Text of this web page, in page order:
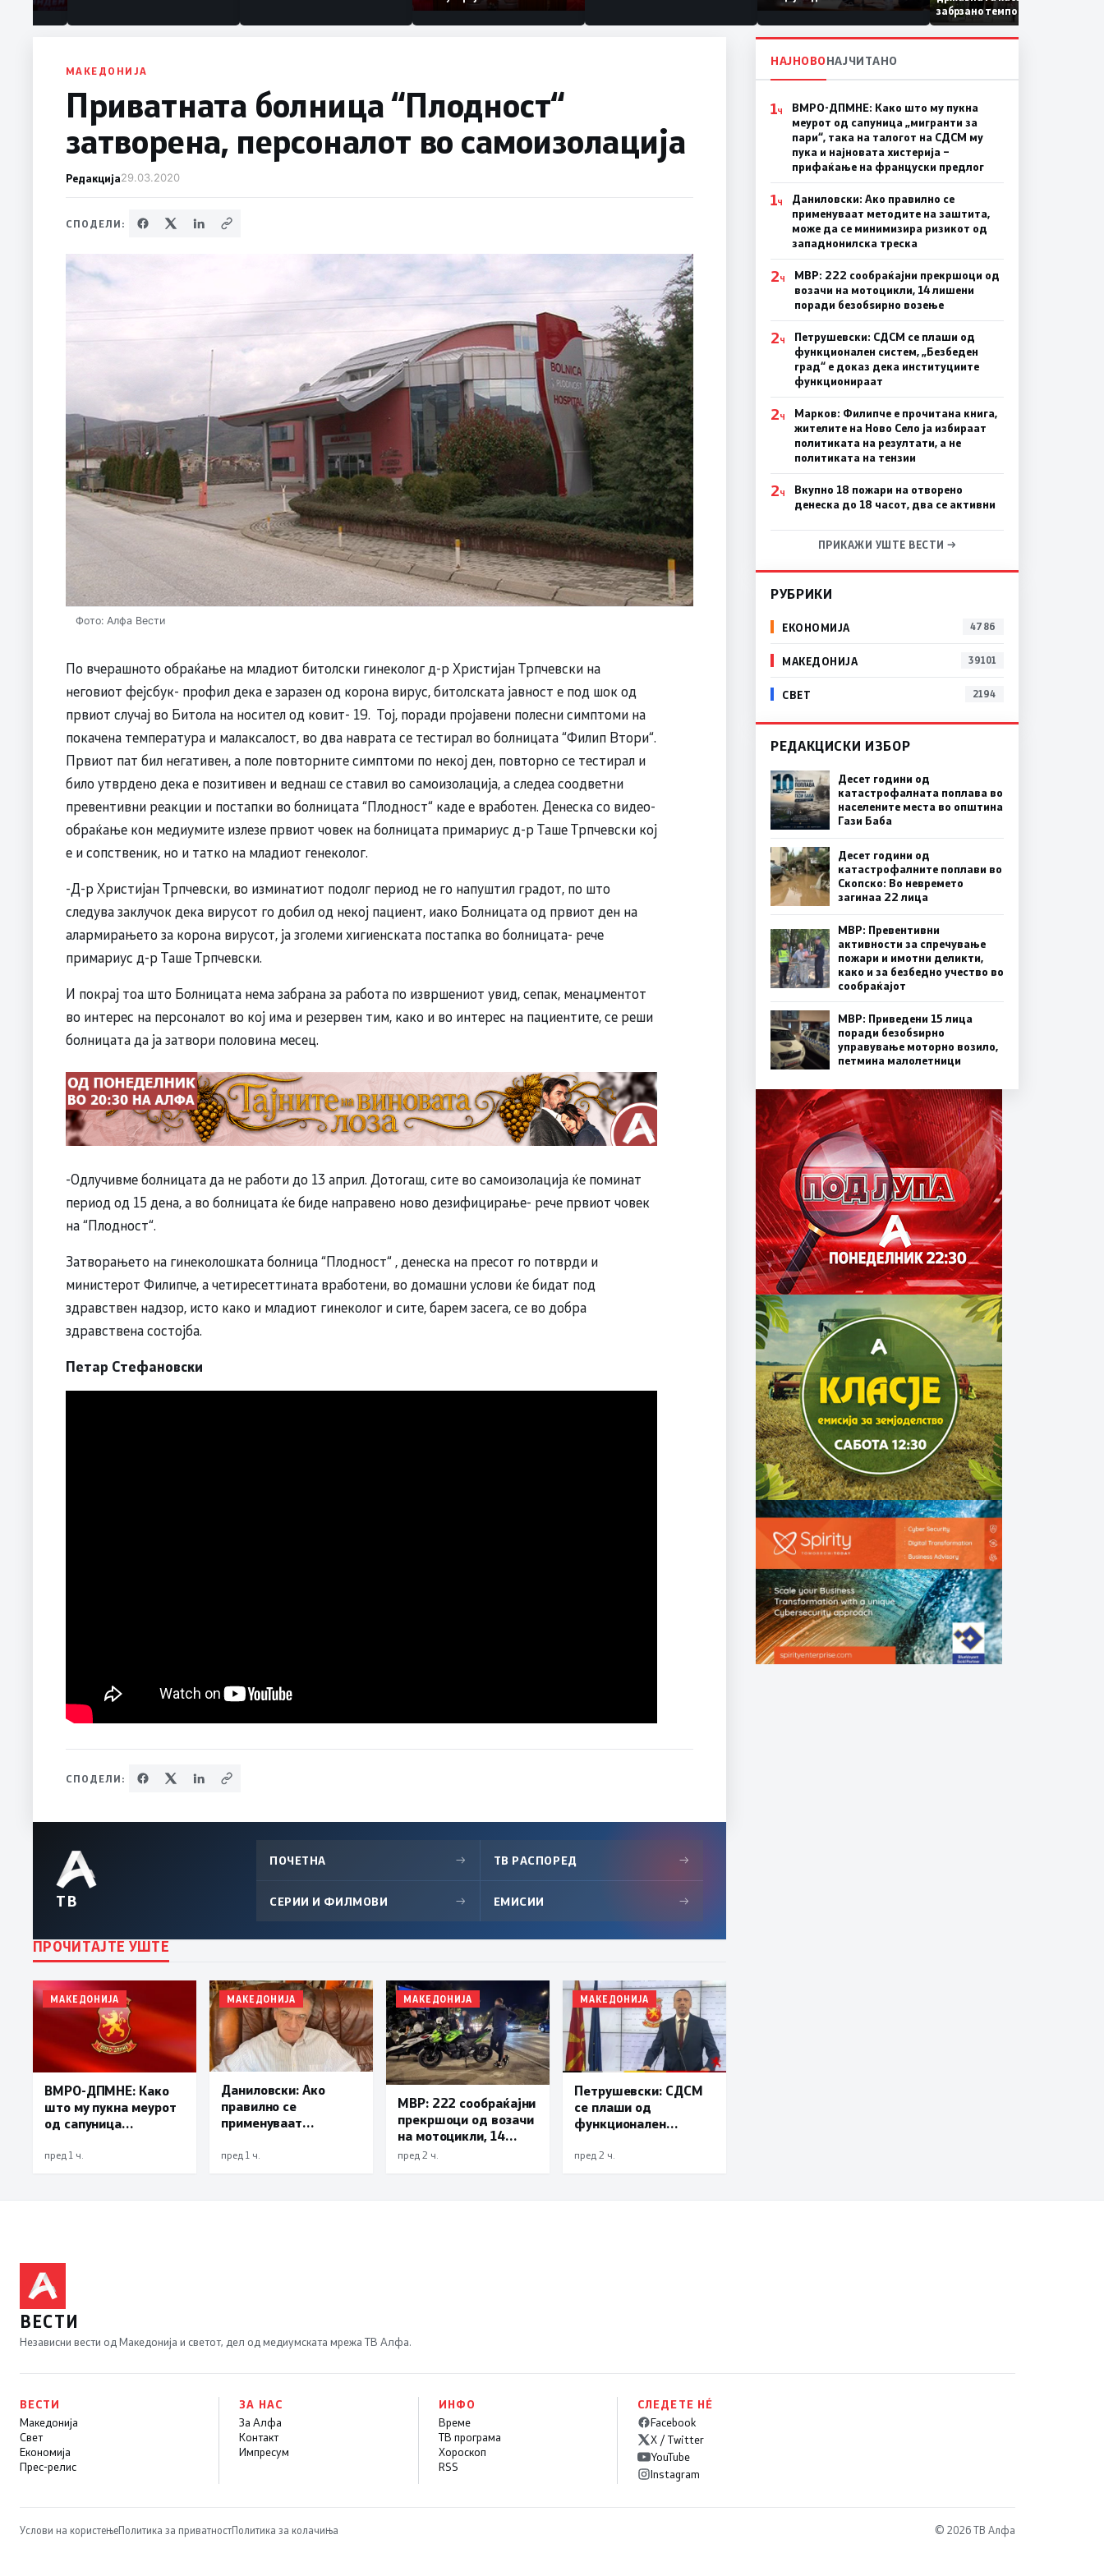
Коридор 8, Македонија
станува раскрсница на
Балканот
забрзано темпо
МАКЕДОНИЈА
Приватната болница “Плодност“
затворена, персоналот во самоизолација
Редакција29.03.2020
СПОДЕЛИ:
Фото: Алфа Вести
По вчерашното обраќање на младиот битолски гинеколог д-р Христијан Трпчевски на
неговиот фејсбук- профил дека е заразен од корона вирус, битолската јавност е под шок од
првиот случај во Битола на носител од ковит- 19. Тој, поради пројавени полесни симптоми на
покачена температура и малаксалост, во два наврата се тестирал во болницата “Филип Втори“.
Првиот пат бил негативен, а поле повторните симптоми по некој ден, повторно се тестирал и
било утврдено дека е позитивен и веднаш се ставил во самоизолација, а следеа соодветни
превентивни реакции и постапки во болницата “Плодност“ каде е вработен. Денеска со видео-
обраќање кон медиумите излезе првиот човек на болницата примариус д-р Таше Трпчевски кој
е и сопственик, но и татко на младиот генеколог.
-Д-р Христијан Трпчевски, во изминатиот подолг период не го напуштил градот, по што
следува заклучок дека вирусот го добил од некој пациент, иако Болницата од првиот ден на
алармирањето за корона вирусот, ја зголеми хигиенската постапка во болницата- рече
примариус д-р Таше Трпчевски.
И покрај тоа што Болницата нема забрана за работа по извршениот увид, сепак, менаџментот
во интерес на персоналот во кој има и резервен тим, како и во интерес на пациентите, се реши
болницата да ја затвори половина месец.
-Одлучивме болницата да не работи до 13 април. Дотогаш, сите во самоизолација ќе поминат
период од 15 дена, а во болницата ќе биде направено ново дезифицирање- рече првиот човек
на “Плодност“.
Затворањето на гинеколошката болница “Плодност“ , денеска на пресот го потврди и
министерот Филипче, а четиресеттината вработени, во домашни услови ќе бидат под
здравствен надзор, исто како и младиот гинеколог и сите, барем засега, се во добра
здравствена состојба.
Петар Стефановски
СПОДЕЛИ:
ТВ
ПОЧЕТНА → ТВ РАСПОРЕД →
СЕРИИ И ФИЛМОВИ → ЕМИСИИ →
ПРОЧИТАЈТЕ УШТЕ
МАКЕДОНИЈА
ВМРО-ДПМНЕ: Како
што му пукна меурот
од сапуница
така на талогот на
пред 1 ч.
МАКЕДОНИЈА
Даниловски: Ако
правилно се
применуваат
може да се
пред 1 ч.
МАКЕДОНИЈА
МВР: 222 сообраќајни
прекршоци од возачи
на мотоцикли, 14
лишени поради
пред 2 ч.
МАКЕДОНИЈА
Петрушевски: СДСМ
се плаши од
функционален
град“ е доказ дека
пред 2 ч.
НАЈНОВОНАЈЧИТАНО
1Ч
ВМРО-ДПМНЕ: Како што му пукна
меурот од сапуница „мигранти за
пари“, така на талогот на СДСМ му
пука и најновата хистерија –
прифаќање на француски предлог
1Ч
Даниловски: Ако правилно се
применуваат методите на заштита,
може да се минимизира ризикот од
западнонилска треска
2Ч
МВР: 222 сообраќајни прекршоци од
возачи на мотоцикли, 14 лишени
поради безобѕирно возење
2Ч
Петрушевски: СДСМ се плаши од
функционален систем, „Безбеден
град“ е доказ дека институциите
функционираат
2Ч
Марков: Филипче е прочитана книга,
жителите на Ново Село ја избираат
политиката на резултати, а не
политиката на тензии
2Ч
Вкупно 18 пожари на отворено
денеска до 18 часот, два се активни
ПРИКАЖИ УШТЕ ВЕСТИ →
РУБРИКИ
ЕКОНОМИЈА 4786
МАКЕДОНИЈА 39101
СВЕТ 2194
РЕДАКЦИСКИ ИЗБОР
Десет години од
катастрофалната поплава во
населените места во општина
Гази Баба
Десет години од
катастрофалните поплави во
Скопско: Во невремето
загинаа 22 лица
МВР: Превентивни
активности за спречување
пожари и имотни деликти,
како и за безбедно учество во
сообраќајот
МВР: Приведени 15 лица
поради безобѕирно
управување моторно возило,
петмина малолетници
ВЕСТИ
Независни вести од Македонија и светот, дел од медиумската мрежа ТВ Алфа.
ВЕСТИ
Македонија
Свет
Економија
Прес-релис
ЗА НАС
За Алфа
Контакт
Импресум
ИНФО
Време
ТВ програма
Хороскоп
RSS
СЛЕДЕТЕ НÉ
Facebook
X / Twitter
YouTube
Instagram
Услови на користењеПолитика за приватностПолитика за колачиња © 2026 ТВ Алфа